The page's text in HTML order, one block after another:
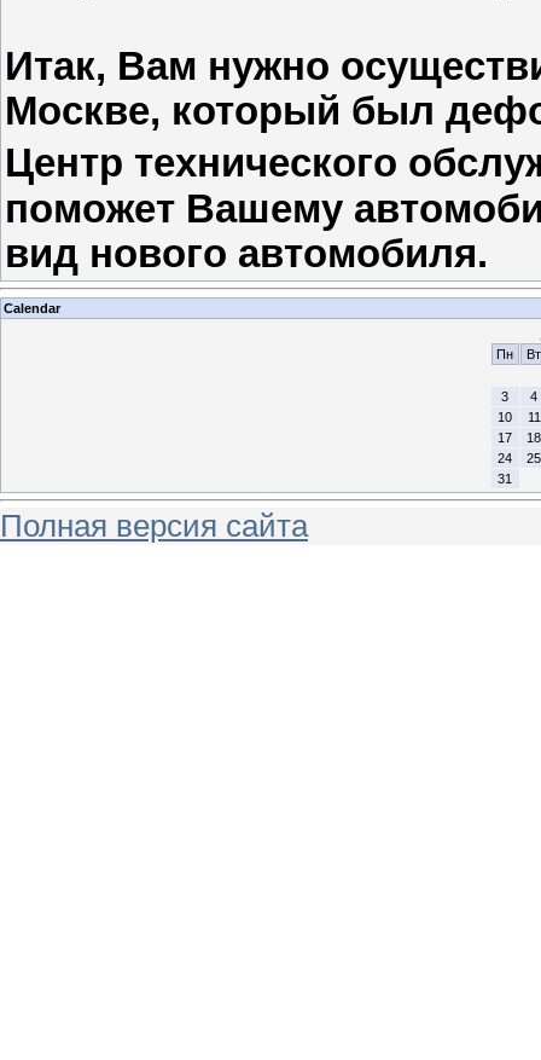
Итак, Вам нужно
Москве, который был
Центр технического
поможет Вашему
вид нового автомобиля.
Calendar
Пн
Вт
3
4
10
11
17
18
24
25
31
Полная версия сайта